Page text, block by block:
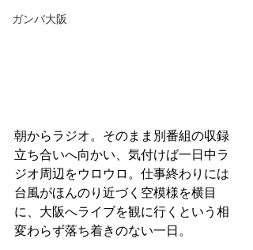
ガンバ大阪
朝からラジオ。そのまま別番組の収録
立ち合いへ向かい、気付けば一日中ラ
ジオ周辺をウロウロ。仕事終わりには
台風がほんのり近づく空模様を横目
に、大阪へライブを観に行くという相
変わらず落ち着きのない一日。